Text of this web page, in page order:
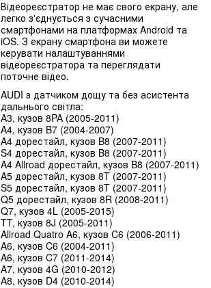
Відеореєстратор не має свого екрану, але
легко з'єднується з сучасними
смартфонами на платформах Android та
iOS. З екрану смартфона ви можете
керувати налаштуваннями
відеореєстратора та переглядати
поточне відео.
AUDI з датчиком дощу та без асистента
дальнього світла:
A3, кузов 8PA (2005-2011)
A4, кузов B7 (2004-2007)
A4 дорестайл, кузов B8 (2007-2011)
S4 дорестайл, кузов B8 (2007-2011)
A4 Allroad дорестайл, кузов B8 (2007-2011)
A5 дорестайл, кузов 8T (2007-2011)
S5 дорестайл, кузов 8T (2007-2011)
Q5 дорестайл, кузов 8R (2008-2011)
Q7, кузов 4L (2005-2015)
TT, кузов 8J (2005-2011)
Allroad Quatro A6, кузов C6 (2006-2011)
A6, кузов C6 (2004-2011)
A6, кузов C7 (2011-2014)
A7, кузов 4G (2010-2012)
A8, кузов D4 (2010-2014)